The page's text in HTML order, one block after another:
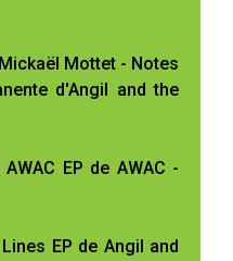
Mottet - Notes
d'Angil and the
EP de AWAC -
EP de Angil and